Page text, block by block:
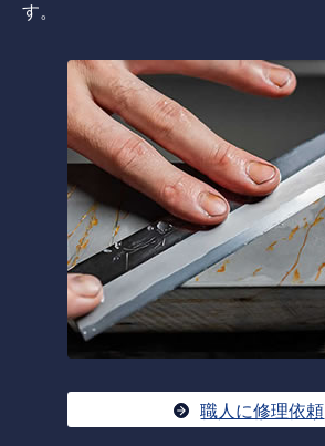
す。
職人に修理依頼